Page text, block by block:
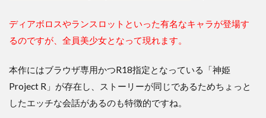
モー
ド変
化す
ス戦
略性
の高
ディアボロスやランスロットといった有名なキャラが登場す
るのですが、全員美少女となって現れます。
本作にはブラウザ専用かつR18指定となっている「神姫
Project R」が存在し、ストーリーが同じであるためちょっと
したエッチな会話があるのも特徴的ですね。